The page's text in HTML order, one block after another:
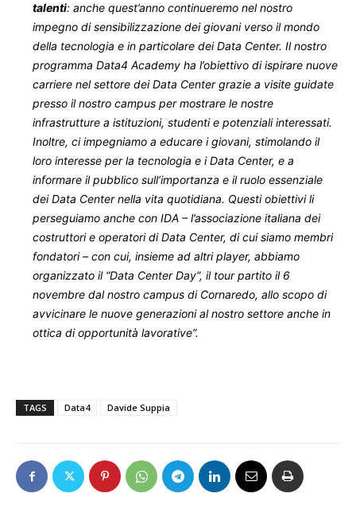
talenti: anche quest’anno continueremo nel nostro
impegno di sensibilizzazione dei giovani verso il mondo
della tecnologia e in particolare dei Data Center. Il nostro
programma Data4 Academy ha l’obiettivo di ispirare nuove
carriere nel settore dei Data Center grazie a visite guidate
presso il nostro campus per mostrare le nostre
infrastrutture a istituzioni, studenti e potenziali interessati.
Inoltre, ci impegniamo a educare i giovani, stimolando il
loro interesse per la tecnologia e i Data Center, e a
informare il pubblico sull’importanza e il ruolo essenziale
dei Data Center nella vita quotidiana. Questi obiettivi li
perseguiamo anche con IDA – l’associazione italiana dei
costruttori e operatori di Data Center, di cui siamo membri
fondatori – con cui, insieme ad altri player, abbiamo
organizzato il “Data Center Day”, il tour partito il 6
novembre dal nostro campus di Cornaredo, allo scopo di
avvicinare le nuove generazioni al nostro settore anche in
ottica di opportunità lavorative”.
TAGS Data4 Davide Suppia